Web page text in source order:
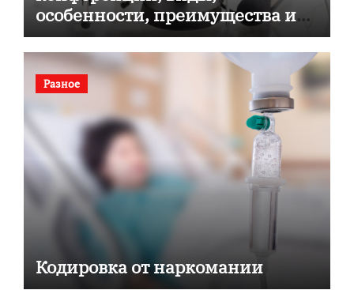
особенности, преимущества и
советы по выбору
Разное
Кодировка от наркомании